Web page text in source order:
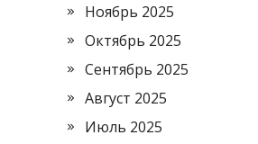
Ноябрь 2025
Октябрь 2025
Сентябрь 2025
Август 2025
Июль 2025